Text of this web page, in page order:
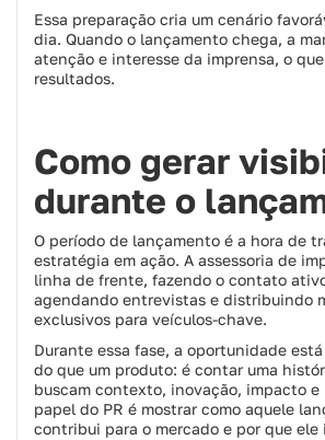
Essa preparação cria um cenário
dia. Quando o lançamento chega, a
atenção e interesse da imprensa, o
resultados.
Como gerar
durante o
O período de lançamento é a hora de
estratégia em ação. A assessoria de
linha de frente, fazendo o contato
agendando entrevistas e distribuindo
exclusivos para veículos-chave.
Durante essa fase, a oportunidade
do que um produto: é contar uma
buscam contexto, inovação, impacto e
papel do PR é mostrar como aquele
contribui para o mercado e por que ele